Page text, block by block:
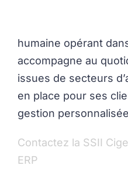
humaine opérant
accompagne au
issues de secteurs
en place pour ses
gestion
Contactez la SSII
ERP